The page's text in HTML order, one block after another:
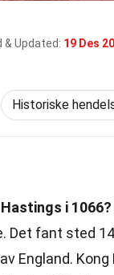
& Updated: 19 Des
Historiske
i 1066?
Det fant sted
England.